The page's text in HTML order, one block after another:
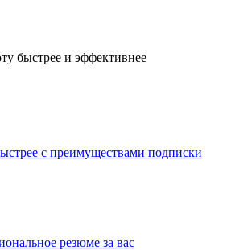
быстрее и эффективнее
с преимуществами подписки
резюме за вас